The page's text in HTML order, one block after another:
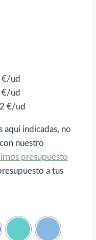
€/ud
€/ud
€/ud
aquí indicadas, no
nuestro
presupuesto
a tus